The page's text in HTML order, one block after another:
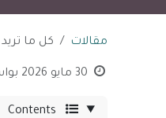
مقالات كل ما
30 مايو 2026
Contents